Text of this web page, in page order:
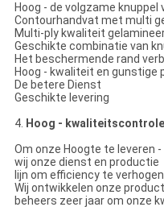
Hoog - de volgzame
Contourhandvat met multi
Multi-ply kwaliteit
Geschikte combinatie van
Het beschermende rand
Hoog - kwaliteit en gunstige
De betere Dienst
Geschikte levering
4. Hoog - kwaliteitscontrole
Om onze Hoogte te leveren
wij onze dienst en productie
lijn om efficiency te
Wij ontwikkelen onze
beheers zeer jaar om onze